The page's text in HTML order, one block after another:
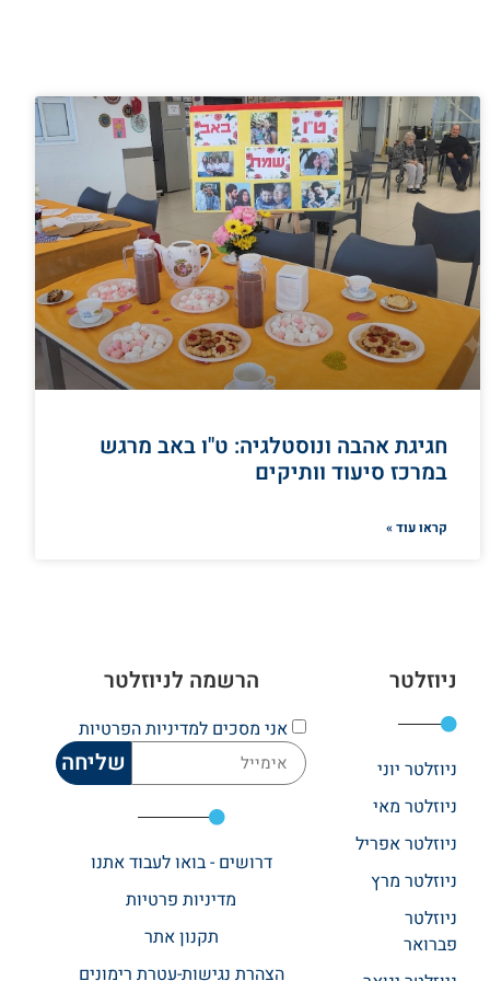
חגיגת אהבה ונוסטלגיה: ט"ו באב מרגש
במרכז סיעוד וותיקים
קראו עוד »
ניוזלטר
ניוזלטר יוני
ניוזלטר מאי
ניוזלטר אפריל
ניוזלטר מרץ
ניוזלטר
פברואר
הרשמה לניוזלטר
אני מסכים למדיניות הפרטיות
שליחה
דרושים - בואו לעבוד אתנו
מדיניות פרטיות
תקנון אתר​
הצהרת נגישות-עטרת רימונים